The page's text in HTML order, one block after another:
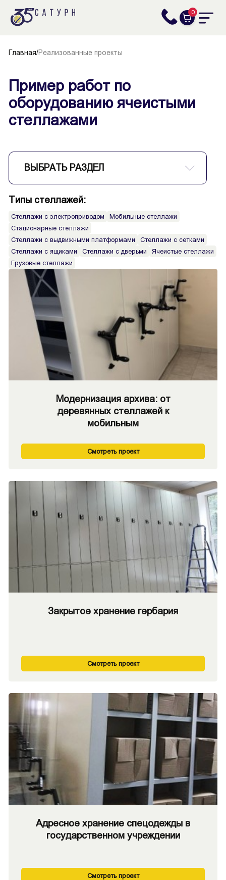
0
Главная/Реализованные проекты
Пример работ по
оборудованию ячеистыми
стеллажами
ВЫБРАТЬ РАЗДЕЛ
Типы стеллажей:
Стеллажи с электроприводом
Мобильные стеллажи
Стационарные стеллажи
Стеллажи с выдвижными платформами
Стеллажи с сетками
Стеллажи с ящиками
Стеллажи с дверьми
Ячеистые стеллажи
Грузовые стеллажи
Модернизация архива: от
деревянных стеллажей к
мобильным
Смотреть проект
Закрытое хранение гербария
Смотреть проект
Адресное хранение спецодежды в
государственном учреждении
Смотреть проект